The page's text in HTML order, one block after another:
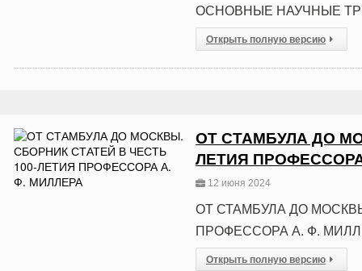
ОСНОВНЫЕ НАУЧНЫЕ
Открыть полную версию
ОТ СТАМБУЛА ДО
ЛЕТИЯ
12 июня 2024
ОТ СТАМБУЛА ДО
ПРОФЕССОРА А. Ф.
Открыть полную версию